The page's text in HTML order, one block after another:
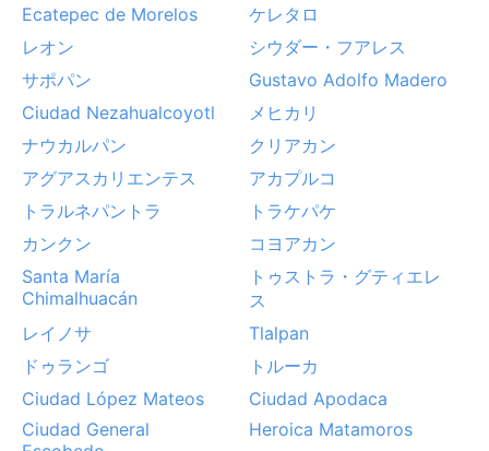
Ecatepec de Morelos
ケレタロ
レオン
シウダー・フアレス
サポパン
Gustavo Adolfo Madero
Ciudad Nezahualcoyotl
メヒカリ
ナウカルパン
クリアカン
アグアスカリエンテス
アカプルコ
トラルネパントラ
トラケパケ
カンクン
コヨアカン
Santa María
Chimalhuacán
トゥストラ・グティエレ
ス
レイノサ
Tlalpan
ドゥランゴ
トルーカ
Ciudad López Mateos
Ciudad Apodaca
Ciudad General
Heroica Matamoros